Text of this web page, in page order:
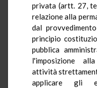
privata (artt. 27,
relazione alla
dal
principio
pubblica
l'imposizione
attività
applicare gli